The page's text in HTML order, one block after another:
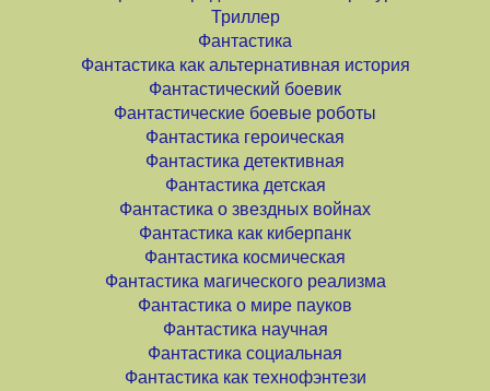
Триллер
Фантастика
Фантастика как альтернативная история
Фантастический боевик
Фантастические боевые роботы
Фантастика героическая
Фантастика детективная
Фантастика детская
Фантастика о звездных войнах
Фантастика как киберпанк
Фантастика космическая
Фантастика магического реализма
Фантастика о мире пауков
Фантастика научная
Фантастика социальная
Фантастика как технофэнтези